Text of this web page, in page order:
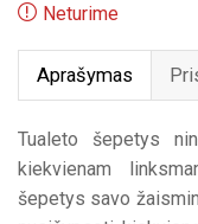
Neturime
Aprašymas
Tualeto šepetys
kiekvienam
šepetys savo